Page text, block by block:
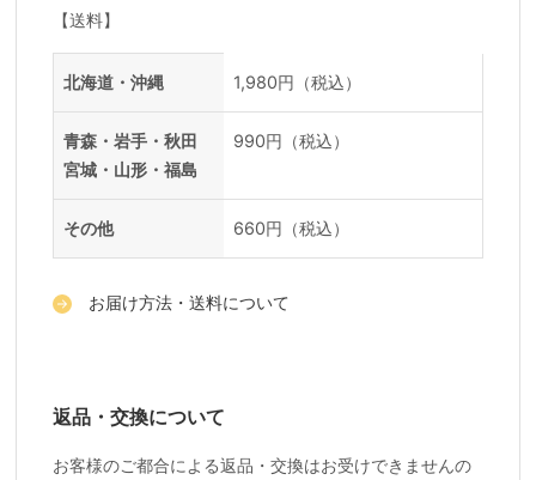
【送料】
地域 料金
北海道・沖縄 1,980円（税込）
青森・岩手・秋田
宮城・山形・福島
990円（税込）
その他 660円（税込）
お届け方法・送料について
返品・交換について
お客様のご都合による返品・交換はお受けできませんの